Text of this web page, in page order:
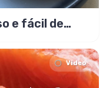
Video